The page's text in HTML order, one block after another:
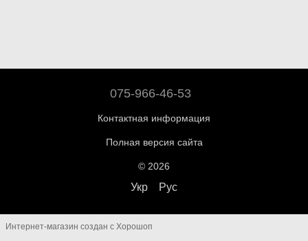
075-966-46-53
Контактная информация
Полная версия сайта
© 2026
Укр Рус
Интернет-магазин создан с Хорошоп